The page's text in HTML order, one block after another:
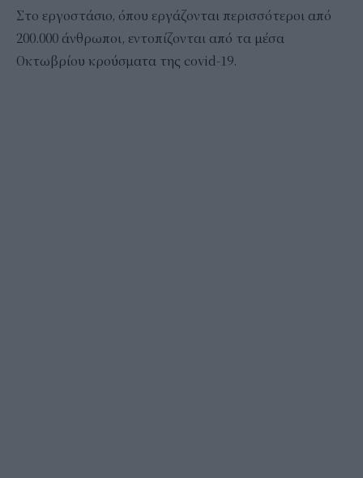
Στο εργοστάσιο, όπου εργάζονται περισσότεροι από
200.000 άνθρωποι, εντοπίζονται από τα μέσα
Οκτωβρίου κρούσματα της covid-19.